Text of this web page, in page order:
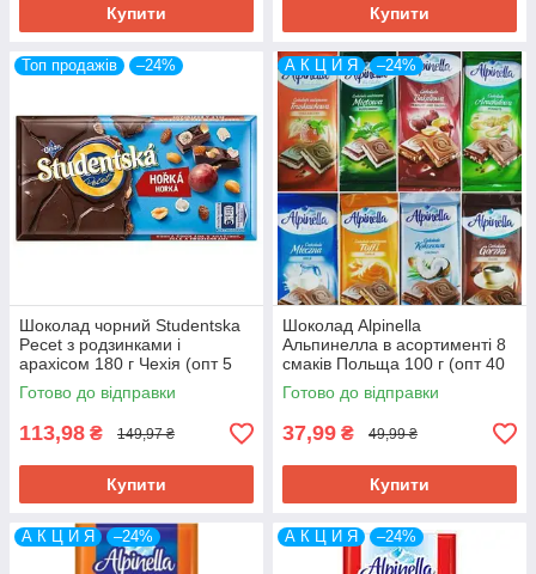
Купити Купити
Топ продажів –24%
Шоколад чорний Studentska
Pecet з родзинками і
арахісом 180 г Чехія (опт 5
шт)
Готово до відправки
113,98 ₴ 149,97 ₴
Купити
А К Ц И Я –24%
Шоколад Alpinella
Альпинелла в асортименті 8
смаків Польща 100 г (опт 40
шт)
Готово до відправки
37,99 ₴ 49,99 ₴
Купити
А К Ц И Я –24% А К Ц И Я –24%